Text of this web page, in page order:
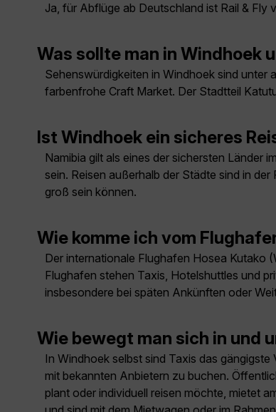
Ja, für Abflüge ab Deutschland ist Rail &
Was sollte man in Windhoek
Sehenswürdigkeiten in Windhoek sind unter
farbenfrohe Craft Market. Der Stadtteil
Ist Windhoek ein sicheres
Namibia gilt als eines der sichersten Länder
sein. Reisen außerhalb der Städte sind in
groß sein können.
Wie komme ich vom
Der internationale Flughafen Hosea Kutako
Flughafen stehen Taxis, Hotelshuttles und
insbesondere bei späten Ankünften oder
Wie bewegt man sich in und
In Windhoek selbst sind Taxis das
mit bekannten Anbietern zu buchen.
plant oder individuell reisen möchte, mietet